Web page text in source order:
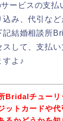
ービスの支払
込み、代引な
記結婚相談所
して、支払
すよ♪
Bridalチューリ
ットカードや